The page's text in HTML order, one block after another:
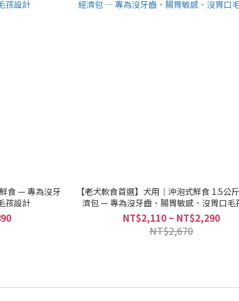
食 — 專為沒牙
孩設計
【老犬軟食首選】犬用｜沖泡式鮮食 1.5公
濟包 — 專為沒牙齒、腸胃敏感、沒胃口毛
NT$2,110 ~ NT$2,290
NT$2,670